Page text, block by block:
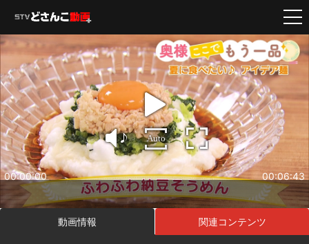
00:00:00 00:06:43
Auto
動画情報 関連コンテンツ